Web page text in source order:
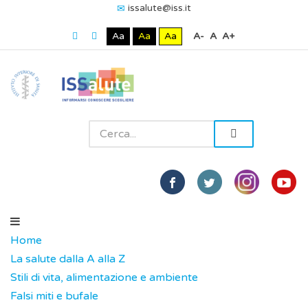
issalute@iss.it
Aa Aa Aa A- A A+
Home
La salute dalla A alla Z
Stili di vita, alimentazione e ambiente
Falsi miti e bufale